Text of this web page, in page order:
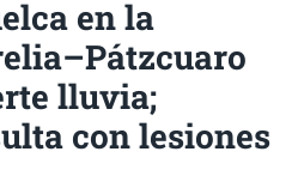
en la
lluvia;
con lesiones